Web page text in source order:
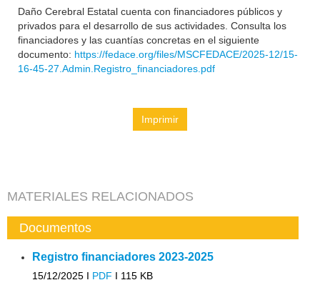
Daño Cerebral Estatal cuenta con financiadores públicos y
privados para el desarrollo de sus actividades. Consulta los
financiadores y las cuantías concretas en el siguiente
documento: https://fedace.org/files/MSCFEDACE/2025-12/15-
16-45-27.Admin.Registro_financiadores.pdf
Imprimir
MATERIALES RELACIONADOS
Documentos
Registro financiadores 2023-2025
15/12/2025 I PDF I 115 KB